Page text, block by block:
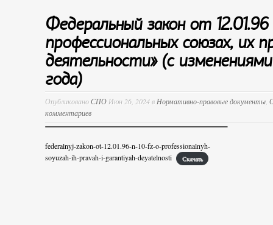
Федеральный закон от
профессиональных союзах, их
деятельности» (с
года)
ОпубликованоСПОИюн 26, 2024 вНормативно-правовые документы,
комментариев
federalnyj-zakon-ot-12.01.96-n-10-fz-o-professionalnyh-
soyuzah-ih-pravah-i-garantiyah-deyatelnosti
Скачать